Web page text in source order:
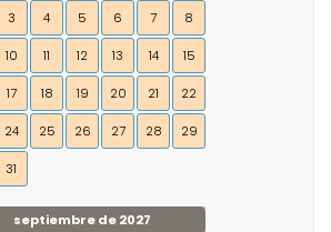
3 4 5 6 7 8
10 11 12 13 14 15
17 18 19 20 21 22
24 25 26 27 28 29
31
septiembre de 2027